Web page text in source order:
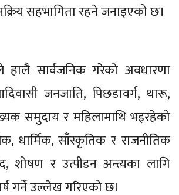
सहभागिता रहने जनाइएको छ।
हालै सार्वजनिक गरेको अवधारणा
जनजाति, पिछडावर्ग, थारू,
समुदाय र महिलामाथि भइरहेको
धार्मिक, साँस्कृतिक र राजनीतिक
शोषण र उत्पीडन अन्त्यका लागि
गर्ने उल्लेख गरिएको छ।